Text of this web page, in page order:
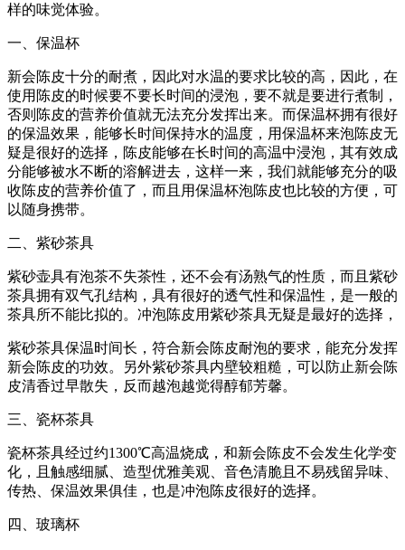
样的味觉体验。
一、保温杯
新会陈皮十分的耐煮，因此对水温的要求比较的高，因此，在
使用陈皮的时候要不要长时间的浸泡，要不就是要进行煮制，
否则陈皮的营养价值就无法充分发挥出来。而保温杯拥有很好
的保温效果，能够长时间保持水的温度，用保温杯来泡陈皮无
疑是很好的选择，陈皮能够在长时间的高温中浸泡，其有效成
分能够被水不断的溶解进去，这样一来，我们就能够充分的吸
收陈皮的营养价值了，而且用保温杯泡陈皮也比较的方便，可
以随身携带。
二、紫砂茶具
紫砂壶具有泡茶不失茶性，还不会有汤熟气的性质，而且紫砂
茶具拥有双气孔结构，具有很好的透气性和保温性，是一般的
茶具所不能比拟的。冲泡陈皮用紫砂茶具无疑是最好的选择，
紫砂茶具保温时间长，符合新会陈皮耐泡的要求，能充分发挥
新会陈皮的功效。另外紫砂茶具内壁较粗糙，可以防止新会陈
皮清香过早散失，反而越泡越觉得醇郁芳馨。
三、瓷杯茶具
瓷杯茶具经过约1300℃高温烧成，和新会陈皮不会发生化学变
化，且触感细腻、造型优雅美观、音色清脆且不易残留异味、
传热、保温效果俱佳，也是冲泡陈皮很好的选择。
四、玻璃杯